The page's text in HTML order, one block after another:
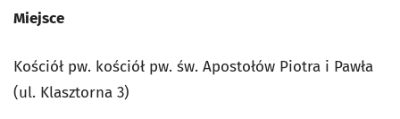
Miejsce
Kościół pw. kościół pw. św. Apostołów Piotra i Pawła
(ul. Klasztorna 3)